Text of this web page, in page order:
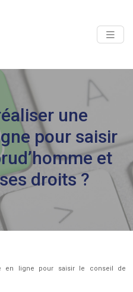
une
pour saisir
et
droits ?
en ligne pour saisir le conseil de